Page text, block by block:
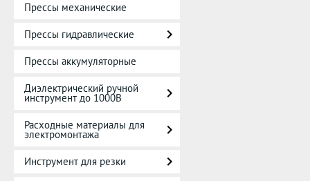
Прессы механические
Прессы гидравлические
Прессы аккумуляторные
Диэлектрический ручной
инструмент до 1000В
Расходные материалы для
электромонтажа
Инструмент для резки